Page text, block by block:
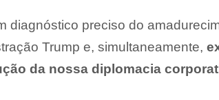
diagnóstico preciso do
Trump e, simultaneamente,
da nossa diplomacia